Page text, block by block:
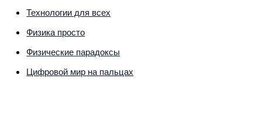
Технологии для всех
Физика просто
Физические парадоксы
Цифровой мир на пальцах